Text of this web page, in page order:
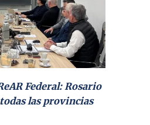
Federal: Rosario
las provincias